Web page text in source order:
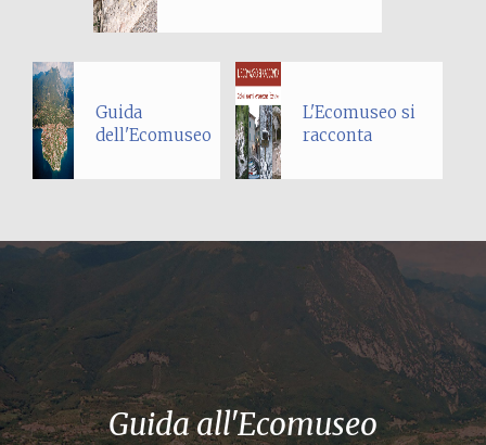
Guida
dell'Ecomuseo
L'Ecomuseo si
racconta
Guida all'Ecomuseo